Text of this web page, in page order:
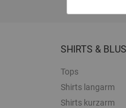
SHIRTS &
Tops
Shirts langarm
Shirts kurzarm